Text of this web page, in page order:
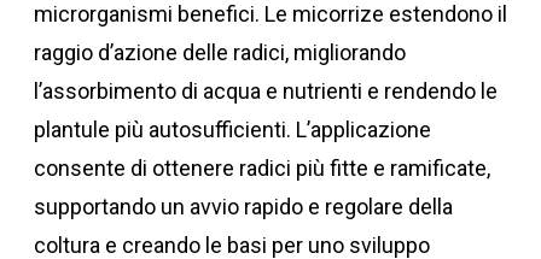
microrganismi benefici. Le micorrize estendono il
raggio d’azione delle radici, migliorando
l’assorbimento di acqua e nutrienti e rendendo le
plantule più autosufficienti. L’applicazione
consente di ottenere radici più fitte e ramificate,
supportando un avvio rapido e regolare della
coltura e creando le basi per uno sviluppo